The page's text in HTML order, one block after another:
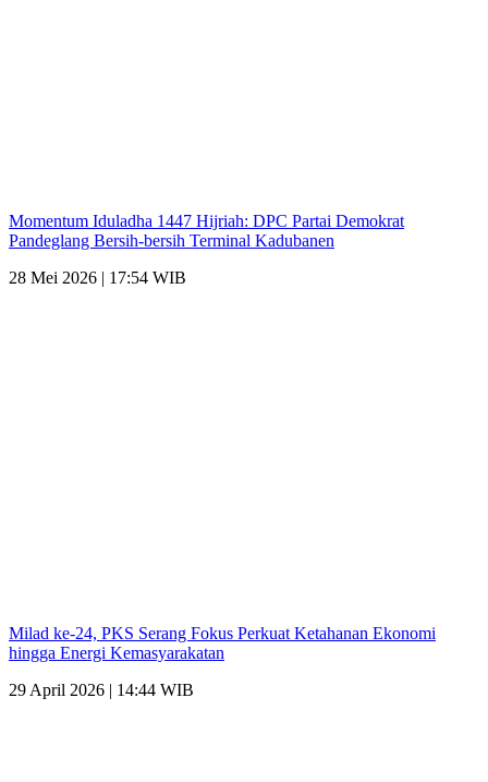
Momentum Iduladha 1447 Hijriah: DPC Partai Demokrat
Pandeglang Bersih-bersih Terminal Kadubanen
28 Mei 2026 | 17:54 WIB
Milad ke-24, PKS Serang Fokus Perkuat Ketahanan Ekonomi
hingga Energi Kemasyarakatan
29 April 2026 | 14:44 WIB